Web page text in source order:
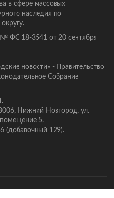
в сфере массовых
наследия по
ФС 18-3541 от 20 сентября
новости» - Правительство
Собрание
Нижний Новгород, ул.
5.
(добавочный 129).